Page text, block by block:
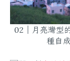
02｜月亮灣型
種自